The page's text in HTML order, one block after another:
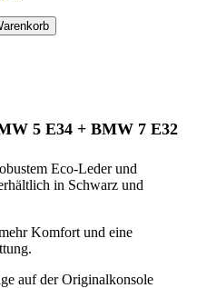
5 E34 + BMW 7 E32
Eco-Leder und
in Schwarz und
Komfort und eine
auf der Originalkonsole